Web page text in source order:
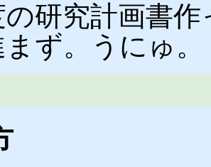
の研究計画書
ず。うにゅ。